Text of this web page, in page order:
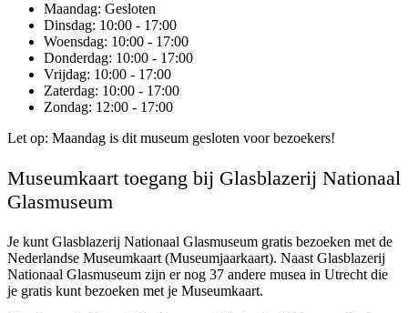
Maandag: Gesloten
Dinsdag: 10:00 - 17:00
Woensdag: 10:00 - 17:00
Donderdag: 10:00 - 17:00
Vrijdag: 10:00 - 17:00
Zaterdag: 10:00 - 17:00
Zondag: 12:00 - 17:00
Let op: Maandag is dit museum gesloten voor bezoekers!
Museumkaart toegang bij Glasblazerij Nationaal
Glasmuseum
Je kunt Glasblazerij Nationaal Glasmuseum gratis bezoeken met de
Nederlandse Museumkaart (Museumjaarkaart). Naast Glasblazerij
Nationaal Glasmuseum zijn er nog 37 andere musea in Utrecht die
je gratis kunt bezoeken met je Museumkaart.